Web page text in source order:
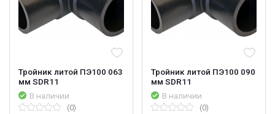
Тройник литой ПЭ100 063
мм SDR11
В наличии
(0)
Тройник литой ПЭ100 090
мм SDR11
В наличии
(0)